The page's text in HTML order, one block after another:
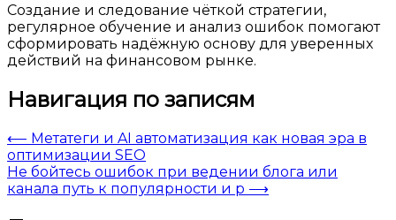
Создание и следование чёткой стратегии,
регулярное обучение и анализ ошибок помогают
сформировать надёжную основу для уверенных
действий на финансовом рынке.
Навигация по записям
⟵ Метатеги и AI автоматизация как новая эра в
оптимизации SEO
Не бойтесь ошибок при ведении блога или
канала путь к популярности и р ⟶